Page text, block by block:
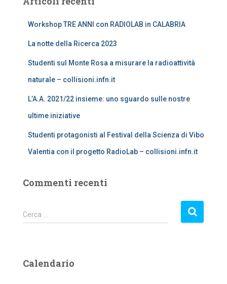
c
Workshop TRE ANNI con RADIOLAB in CALABRIA
La notte della Ricerca 2023
Studenti sul Monte Rosa a misurare la radioattività
naturale – collisioni.infn.it
L’A.A. 2021/22 insieme: uno sguardo sulle nostre
ultime iniziative
Studenti protagonisti al Festival della Scienza di Vibo
Valentia con il progetto RadioLab – collisioni.infn.it
Commenti recenti
R
i
c
Cerca …
Calendario